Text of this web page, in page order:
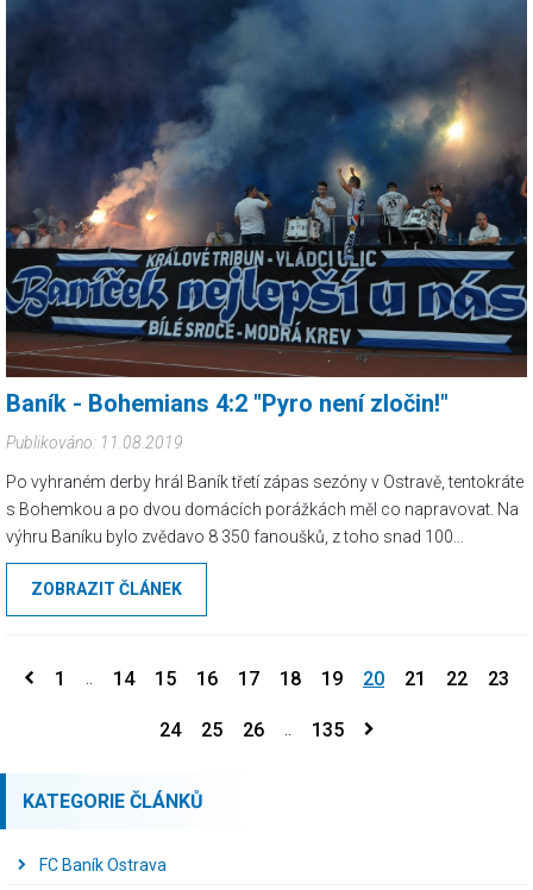
Baník - Bohemians 4:2 "Pyro není zločin!"
Publikováno: 11.08.2019
Po vyhraném derby hrál Baník třetí zápas sezóny v Ostravě, tentokráte
s Bohemkou a po dvou domácích porážkách měl co napravovat. Na
výhru Baníku bylo zvědavo 8 350 fanoušků, z toho snad 100
podporovalo klokany. Začátek zápasu nebyl úplně ideální, Baník se
sice do svého soupeře zakousnul, ale první branku vstřelila Bohemka
ze své první šance. Naštěstí po pár minutách vyrovnal Kuzmanovič a
ZOBRAZIT ČLÁNEK
1 14 15 16 17 18 19 20 21 22 23
24 25 26 135
KATEGORIE ČLÁNKŮ
FC Baník Ostrava